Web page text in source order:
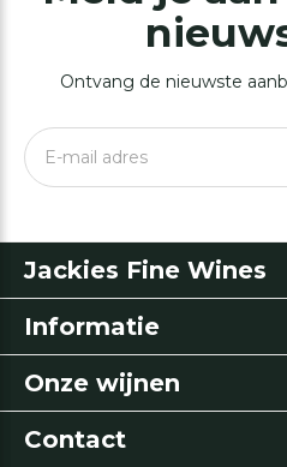
Ontvang de nieuwste
Jackies Fine Wines
Informatie
Onze wijnen
Contact